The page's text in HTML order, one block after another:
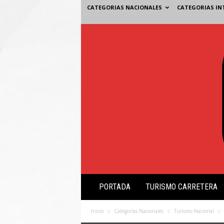
CATEGORIAS NACIONALES CATEGORIAS
s
ó
PORTADA TURISMO CARRETERA
Inicio Categorías Nacionales Turismo Nacional